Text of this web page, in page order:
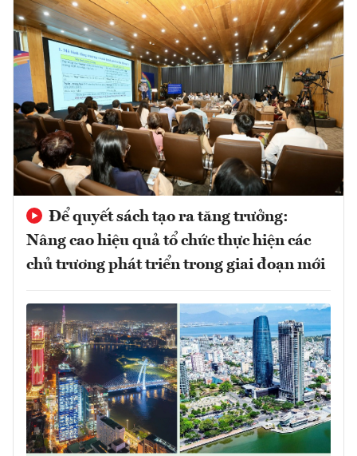
Để quyết sách tạo ra tăng trưởng:
Nâng cao hiệu quả tổ chức thực hiện các
chủ trương phát triển trong giai đoạn mới